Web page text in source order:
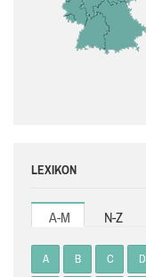
LEXIKON
A-M N-Z
A B C D